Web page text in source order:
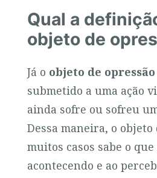
Qual a
objeto de
Já o objeto de opressão
submetido a uma ação
ainda sofre ou sofreu
Dessa maneira, o objeto
muitos casos sabe o que
acontecendo e ao